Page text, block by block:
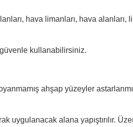
hava limanları, hava
güvenle kullanabilirsiniz.
ahşap yüzeyler
uygulanacak alana yapıştırılır.